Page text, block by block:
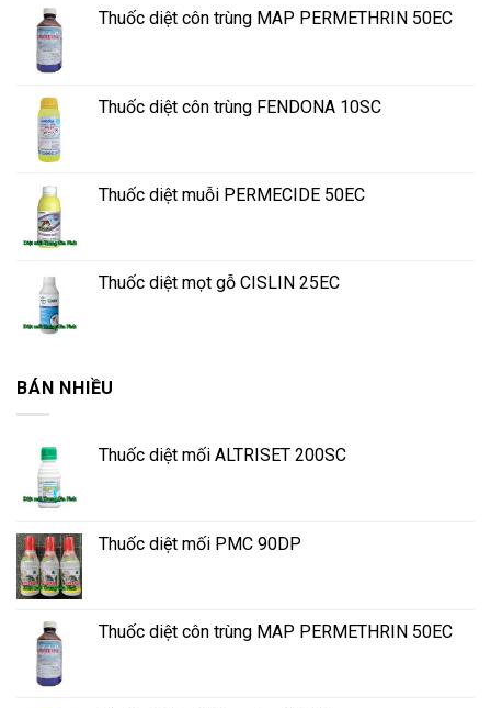
Thuốc diệt côn trùng MAP PERMETHRIN 50EC
Thuốc diệt côn trùng FENDONA 10SC
Thuốc diệt muỗi PERMECIDE 50EC
Thuốc diệt mọt gỗ CISLIN 25EC
BÁN NHIỀU
Thuốc diệt mối ALTRISET 200SC
Thuốc diệt mối PMC 90DP
Thuốc diệt côn trùng MAP PERMETHRIN 50EC